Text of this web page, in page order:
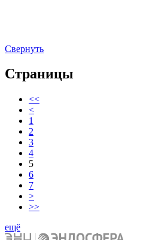
Свернуть
Страницы
<<
<
1
2
3
4
5
6
7
>
>>
ещё